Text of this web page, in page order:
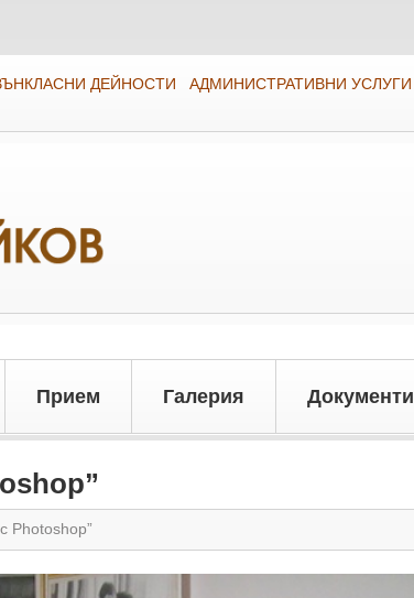
ДЕЙНОСТИ АДМИНИСТРАТИВНИ УСЛУГИ
Прием Галерия Документи
Photoshop”